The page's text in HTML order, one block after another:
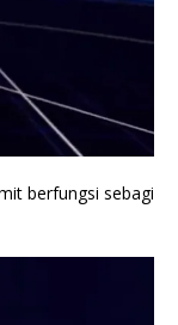
berfungsi sebagi